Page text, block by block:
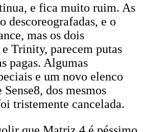
e fica muito ruim. As
descoreografadas, e o
mas os dois
Trinity, parecem putas
pagas. Algumas
e um novo elenco
dos mesmos
tristemente cancelada.